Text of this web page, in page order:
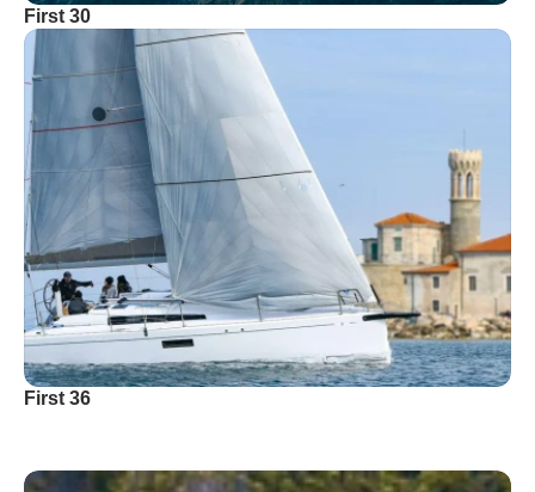
First 30
First 36